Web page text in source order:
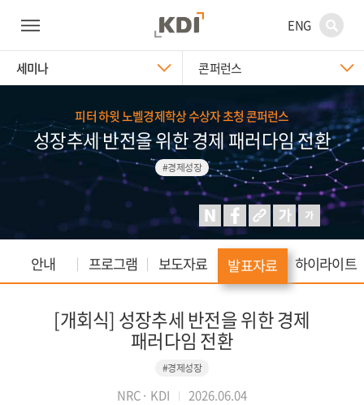
ENG
세미나 콘퍼런스
피터 하윗 노벨경제학상 수상자 초청 콘퍼런스
성장추세 반전을 위한 경제 패러다임 전환
#경제성장
안내 프로그램 보도자료 발표자료 하이라이트
[개회식] 성장추세 반전을 위한 경제
패러다임 전환
#경제성장
NRC· KDI 2026.06.04